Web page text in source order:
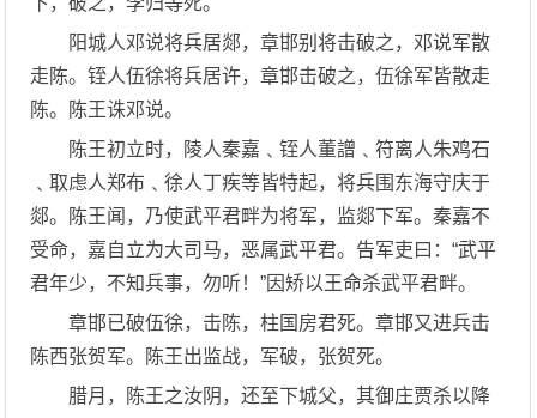
阳城人邓说将兵居郯，章邯别将击破之，邓说军散
走陈。铚人伍徐将兵居许，章邯击破之，伍徐军皆散走
陈。陈王诛邓说。
陈王初立时，陵人秦嘉﹑铚人董譄﹑符离人朱鸡石
﹑取虑人郑布﹑徐人丁疾等皆特起，将兵围东海守庆于
郯。陈王闻，乃使武平君畔为将军，监郯下军。秦嘉不
受命，嘉自立为大司马，恶属武平君。告军吏曰：“武平
君年少，不知兵事，勿听！”因矫以王命杀武平君畔。
章邯已破伍徐，击陈，柱国房君死。章邯又进兵击
陈西张贺军。陈王出监战，军破，张贺死。
腊月，陈王之汝阴，还至下城父，其御庄贾杀以降